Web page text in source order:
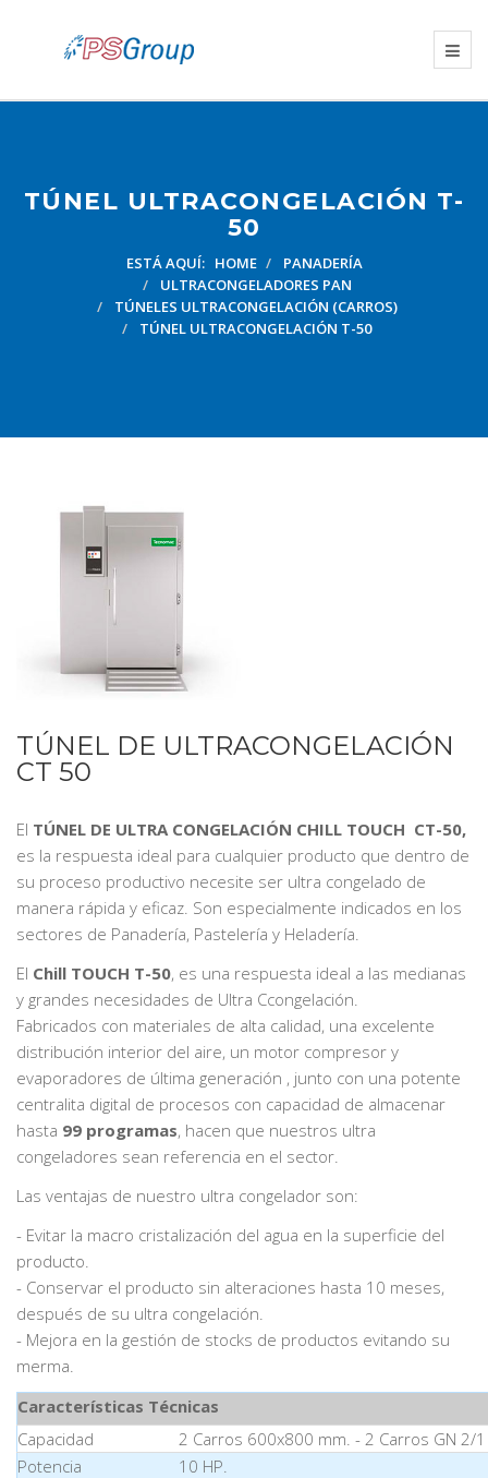
TÚNEL ULTRACONGELACIÓN T-
50
ESTÁ AQUÍ: HOME
PANADERÍA
ULTRACONGELADORES PAN
TÚNELES ULTRACONGELACIÓN (CARROS)
TÚNEL ULTRACONGELACIÓN T-50
TÚNEL DE ULTRACONGELACIÓN
CT 50
El TÚNEL DE ULTRA CONGELACIÓN CHILL TOUCH CT-50,
es la respuesta ideal para cualquier producto que dentro de
su proceso productivo necesite ser ultra congelado de
manera rápida y eficaz. Son especialmente indicados en los
sectores de Panadería, Pastelería y Heladería.
El Chill TOUCH T-50, es una respuesta ideal a las medianas
y grandes necesidades de Ultra Ccongelación.
Fabricados con materiales de alta calidad, una excelente
distribución interior del aire, un motor compresor y
evaporadores de última generación , junto con una potente
centralita digital de procesos con capacidad de almacenar
hasta 99 programas, hacen que nuestros ultra
congeladores sean referencia en el sector.
Las ventajas de nuestro ultra congelador son:
- Evitar la macro cristalización del agua en la superficie del
producto.
- Conservar el producto sin alteraciones hasta 10 meses,
después de su ultra congelación.
- Mejora en la gestión de stocks de productos evitando su
merma.
Características Técnicas
Capacidad
2 Carros 600x800 mm. - 2 Carros GN 2/1
Potencia
10 HP.